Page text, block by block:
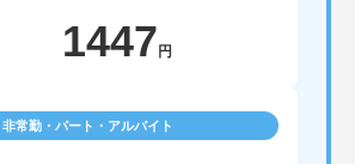
1447 円
非常勤・パート・アルバイト